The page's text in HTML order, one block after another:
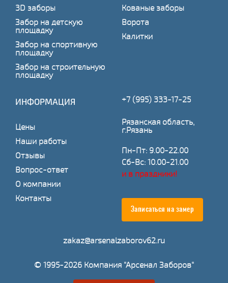
3D заборы
Забор на детскую
площадку
Забор на спортивную
площадку
Забор на строительную
площадку
Кованые заборы
Ворота
Калитки
ИНФОРМАЦИЯ
Цены
Наши работы
Отзывы
Вопрос-ответ
О компании
Контакты
+7 (995) 333-17-25
Рязанская область,
г.Рязань
Пн-Пт: 9.00-22.00
Сб-Вс: 10.00-21.00
и в праздники!
Записаться на замер
zakaz@arsenalzaborov62.ru
© 1995-2026 Компания "Арсенал Заборов"